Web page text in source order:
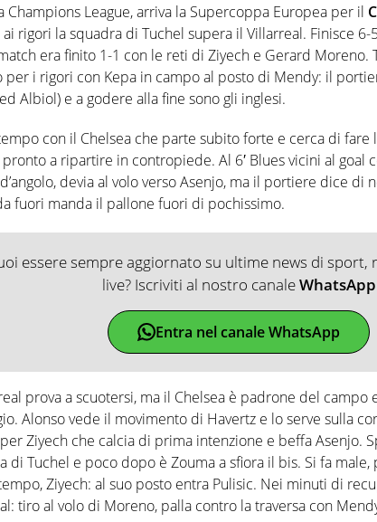
Champions League, arriva la Supercoppa Europea per il
ai rigori la squadra di Tuchel supera il Villarreal. Finisce
era finito 1-1 con le reti di Ziyech e Gerard Moreno.
per i rigori con Kepa in campo al posto di Mendy: il
Albiol) e a godere alla fine sono gli inglesi.
con il Chelsea che parte subito forte e cerca di fare
pronto a ripartire in contropiede. Al 6′ Blues vicini al goal
devia al volo verso Asenjo, ma il portiere dice di
fuori manda il pallone fuori di pochissimo.
essere sempre aggiornato su ultime news di sport,
live? Iscriviti al nostro canaleWhatsApp
Entra nel canale WhatsApp
prova a scuotersi, ma il Chelsea è padrone del campo
Alonso vede il movimento di Havertz e lo serve sulla
Ziyech che calcia di prima intenzione e beffa Asenjo.
di Tuchel e poco dopo è Zouma a sfiora il bis. Si fa
Ziyech: al suo posto entra Pulisic. Nei minuti di
tiro al volo di Moreno, palla contro la traversa con